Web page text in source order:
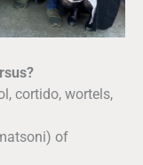
cortido, wortels,
of